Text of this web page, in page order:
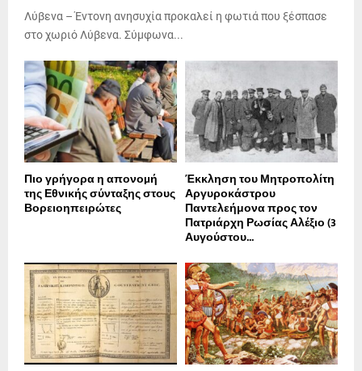
Λύβενα – Έντονη ανησυχία προκαλεί η φωτιά που ξέσπασε
στο χωριό Λύβενα. Σύμφωνα...
Πιο γρήγορα η απονοµή
της Εθνικής σύνταξης στους
Βορειοηπειρώτες
Έκκληση του Μητροπολίτη
Αργυροκάστρου
Παντελεήμονα προς τον
Πατριάρχη Ρωσίας Αλέξιο (3
Αυγούστου...